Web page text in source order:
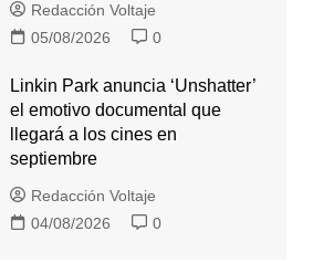
Redacción Voltaje
05/08/2026
0
Linkin Park anuncia ‘Unshatter’
el emotivo documental que
llegará a los cines en
septiembre
Redacción Voltaje
04/08/2026
0